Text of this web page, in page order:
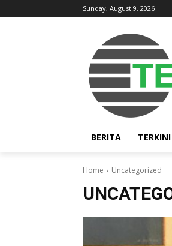
Sunday, August 9, 2026
BERITA TERKINI
Home Uncategorized